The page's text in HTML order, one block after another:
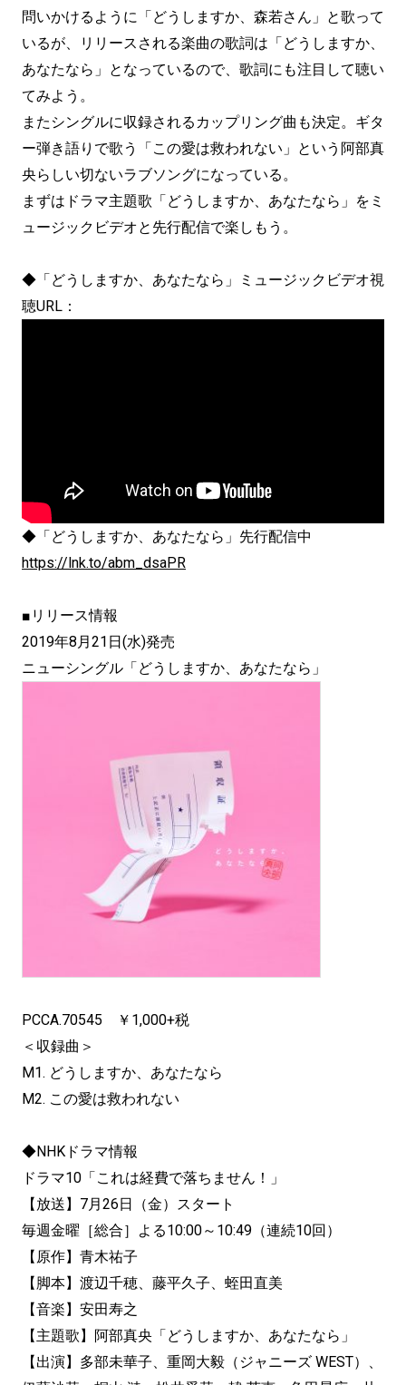
問いかけるように「どうしますか、森若さん」と歌って
いるが、リリースされる楽曲の歌詞は「どうしますか、
あなたなら」となっているので、歌詞にも注目して聴い
てみよう。
またシングルに収録されるカップリング曲も決定。ギタ
ー弾き語りで歌う「この愛は救われない」という阿部真
央らしい切ないラブソングになっている。
まずはドラマ主題歌「どうしますか、あなたなら」をミ
ュージックビデオと先行配信で楽しもう。
◆「どうしますか、あなたなら」ミュージックビデオ視
聴URL：
◆「どうしますか、あなたなら」先行配信中
https://lnk.to/abm_dsaPR
■リリース情報
2019年8月21日(水)発売
ニューシングル「どうしますか、あなたなら」
PCCA.70545 ￥1,000+税
＜収録曲＞
M1. どうしますか、あなたなら
M2. この愛は救われない
◆NHKドラマ情報
ドラマ10「これは経費で落ちません！」
【放送】7月26日（金）スタート
毎週金曜［総合］よる10:00～10:49（連続10回）
【原作】青木祐子
【脚本】渡辺千穂、藤平久子、蛭田直美
【音楽】安田寿之
【主題歌】阿部真央「どうしますか、あなたなら」
【出演】多部未華子、重岡大毅（ジャニーズ WEST）、